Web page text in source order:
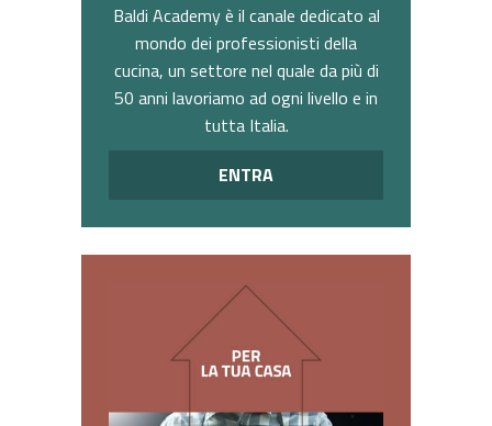
Baldi Academy è il canale dedicato al
mondo dei professionisti della
cucina, un settore nel quale da più di
50 anni lavoriamo ad ogni livello e in
tutta Italia.
ENTRA